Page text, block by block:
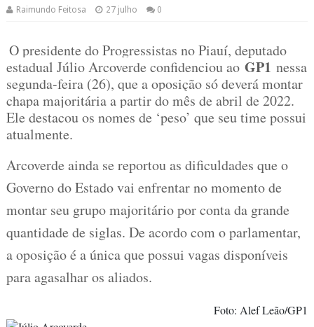
Raimundo Feitosa 27 julho 0
O presidente do Progressistas no Piauí, deputado
estadual Júlio Arcoverde confidenciou ao GP1 nessa
segunda-feira (26), que a oposição só deverá montar
chapa majoritária a partir do mês de abril de 2022.
Ele destacou os nomes de ‘peso’ que seu time possui
atualmente.
Arcoverde ainda se reportou as dificuldades que o
Governo do Estado vai enfrentar no momento de
montar seu grupo majoritário por conta da grande
quantidade de siglas. De acordo com o parlamentar,
a oposição é a única que possui vagas disponíveis
para agasalhar os aliados.
Foto: Alef Leão/GP1